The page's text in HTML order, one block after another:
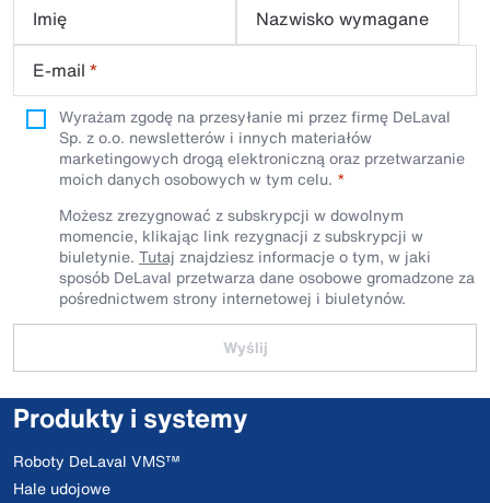
Imię
Nazwisko wymagane
E-mail *
Wyrażam zgodę na przesyłanie mi przez firmę DeLaval
Sp. z o.o. newsletterów i innych materiałów
marketingowych drogą elektroniczną oraz przetwarzanie
moich danych osobowych w tym celu.
Możesz zrezygnować z subskrypcji w dowolnym
momencie, klikając link rezygnacji z subskrypcji w
biuletynie. Tutaj znajdziesz informacje o tym, w jaki
sposób DeLaval przetwarza dane osobowe gromadzone za
pośrednictwem strony internetowej i biuletynów.
Wyślij
Produkty i systemy
Roboty DeLaval VMS™
Hale udojowe